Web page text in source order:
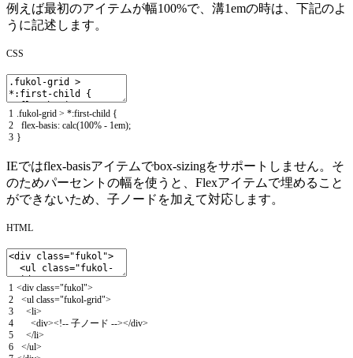
例えば最初のアイテムが幅100%で、溝1emの時は、下記のよ
うに記述します。
CSS
1
2
3
.fukol-grid > *:first-child {
flex-basis: calc(100% - 1em);
}
IEではflex-basisアイテムでbox-sizingをサポートしません。そ
のためパーセントの幅を使うと、Flexアイテムで埋めること
ができないため、子ノードを加えて対応します。
HTML
1
2
3
4
5
6
<div class="fukol">
<ul class="fukol-grid">
<li>
<div><!-- 子ノード --></div>
</li>
</ul>